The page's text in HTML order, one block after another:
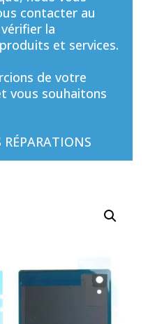
contacter au
la
et services.
de votre
vous souhaitons
RÉPARATIONS